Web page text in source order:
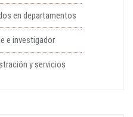
en departamentos
e investigador
y servicios